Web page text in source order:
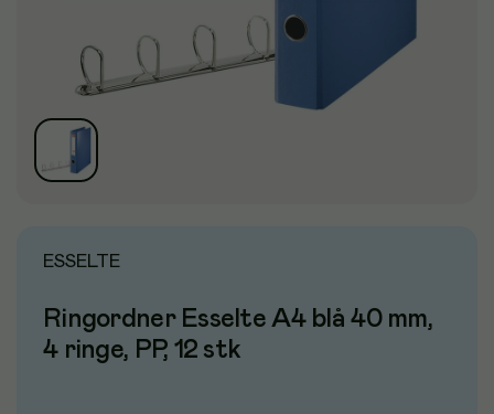
ESSELTE
Ringordner Esselte A4 blå 40 mm,
4 ringe, PP, 12 stk